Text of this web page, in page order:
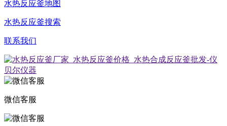
水热反应釜地图
水热反应釜搜索
联系我们
微信客服